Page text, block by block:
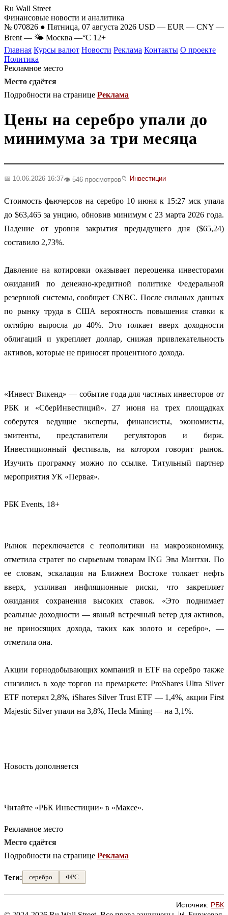
Ru Wall Street
Финансовые новости и аналитика
№ 070826 ● Пятница, 07 августа 2026 USD — EUR — CNY —
Brent — 🌤 Москва —°C 12+
Главная Курсы валют Новости Реклама Контакты О проекте
Политика
Рекламное место
Место сдаётся
Подробности на странице Реклама
Цены на серебро упали до
минимума за три месяца
📅 10.06.2026 16:37👁️ 546 просмотров📁 Инвестиции
Стоимость фьючерсов на серебро 10 июня к 15:27 мск упала
до $63,465 за унцию, обновив минимум с 23 марта 2026 года.
Падение от уровня закрытия предыдущего дня ($65,24)
составило 2,73%.
Давление на котировки оказывает переоценка инвесторами
ожиданий по денежно-кредитной политике Федеральной
резервной системы, сообщает CNBC. После сильных данных
по рынку труда в США вероятность повышения ставки к
октябрю выросла до 40%. Это толкает вверх доходности
облигаций и укрепляет доллар, снижая привлекательность
активов, которые не приносят процентного дохода.
«Инвест Викенд» — событие года для частных инвесторов от
РБК и «СберИнвестиций». 27 июня на трех площадках
соберутся ведущие эксперты, финансисты, экономисты,
эмитенты, представители регуляторов и бирж.
Инвестиционный фестиваль, на котором говорит рынок.
Изучить программу можно по ссылке. Титульный партнер
мероприятия УК «Первая».
РБК Events, 18+
Рынок переключается с геополитики на макроэкономику,
отметила стратег по сырьевым товарам ING Эва Мантхи. По
ее словам, эскалация на Ближнем Востоке толкает нефть
вверх, усиливая инфляционные риски, что закрепляет
ожидания сохранения высоких ставок. «Это поднимает
реальные доходности — явный встречный ветер для активов,
не приносящих дохода, таких как золото и серебро», —
отметила она.
Акции горнодобывающих компаний и ETF на серебро также
снизились в ходе торгов на премаркете: ProShares Ultra Silver
ETF потерял 2,8%, iShares Silver Trust ETF — 1,4%, акции First
Majestic Silver упали на 3,8%, Hecla Mining — на 3,1%.
Новость дополняется
Читайте «РБК Инвестиции» в «Максе».
Рекламное место
Место сдаётся
Подробности на странице Реклама
Теги: серебро ФРС
Источник: РБК